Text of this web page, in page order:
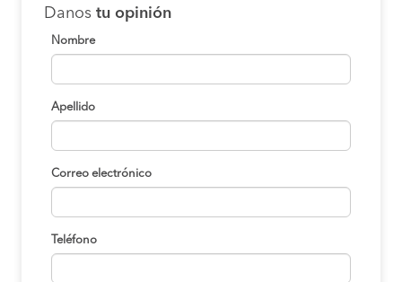
Danos tu opinión
Nombre
Apellido
Correo electrónico
Teléfono